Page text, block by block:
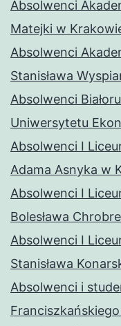
Absolwenci
Matejki w
Absolwenci
Stanisława
Absolwenci
Uniwersytetu
Absolwenci I
Adama Asnyka w
Absolwenci I
Bolesława
Absolwenci I
Stanisława
Absolwenci i